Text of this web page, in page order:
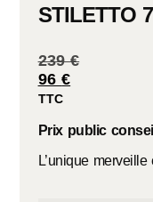
STILETTO
239€
96€
TTC
Prix public
L’unique merveille